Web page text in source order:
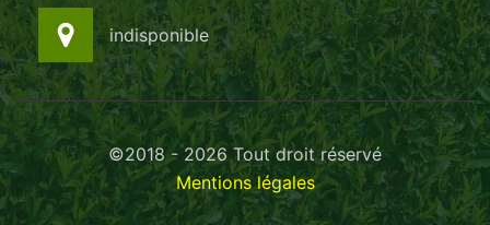
indisponible
©2018 - 2026 Tout droit réservé
Mentions légales